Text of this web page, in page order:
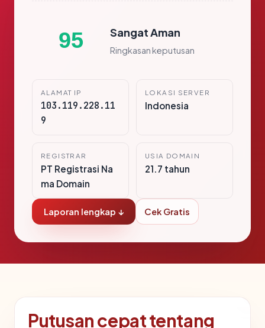
95 Sangat Aman
Ringkasan keputusan
ALAMAT IP
103.119.228.11
9
LOKASI SERVER
Indonesia
REGISTRAR
PT Registrasi Na
ma Domain
USIA DOMAIN
21.7 tahun
Laporan lengkap ↓ Cek Gratis
Putusan cepat tentang